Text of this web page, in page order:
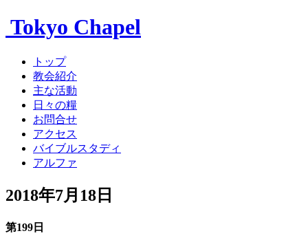
Tokyo Chapel
トップ
教会紹介
主な活動
日々の糧
お問合せ
アクセス
バイブルスタディ
アルファ
2018年7月18日
第199日